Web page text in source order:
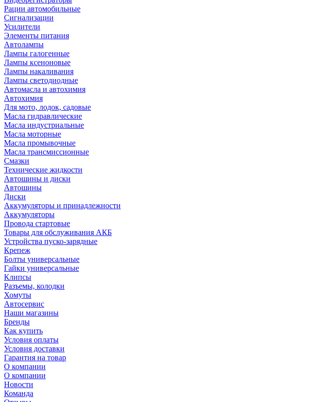
Рации автомобильные
Сигнализации
Усилители
Элементы питания
Автолампы
Лампы галогенные
Лампы ксеноновые
Лампы накаливания
Лампы светодиодные
Автомасла и автохимия
Автохимия
Для мото, лодок, садовые
Масла гидравлические
Масла индустриальные
Масла моторные
Масла промывочные
Масла трансмиссионные
Смазки
Технические жидкости
Автошины и диски
Автошины
Диски
Аккумуляторы и принадлежности
Аккумуляторы
Провода стартовые
Товары для обслуживания АКБ
Устройства пуско-зарядные
Крепеж
Болты универсальные
Гайки универсальные
Клипсы
Разъемы, колодки
Хомуты
Автосервис
Наши магазины
Бренды
Как купить
Условия оплаты
Условия доставки
Гарантия на товар
О компании
О компании
Новости
Команда